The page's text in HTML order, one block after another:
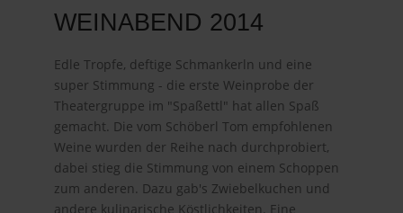
WEINABEND 2014
Edle Tropfe, deftige Schmankerln und eine
super Stimmung - die erste Weinprobe der
Theatergruppe im "Spaßettl" hat allen Spaß
gemacht. Die vom Schöberl Tom empfohlenen
Weine wurden der Reihe nach durchprobiert,
dabei stieg die Stimmung von einem Schoppen
zum anderen. Dazu gab's Zwiebelkuchen und
andere kulinarische Köstlichkeiten. Eine